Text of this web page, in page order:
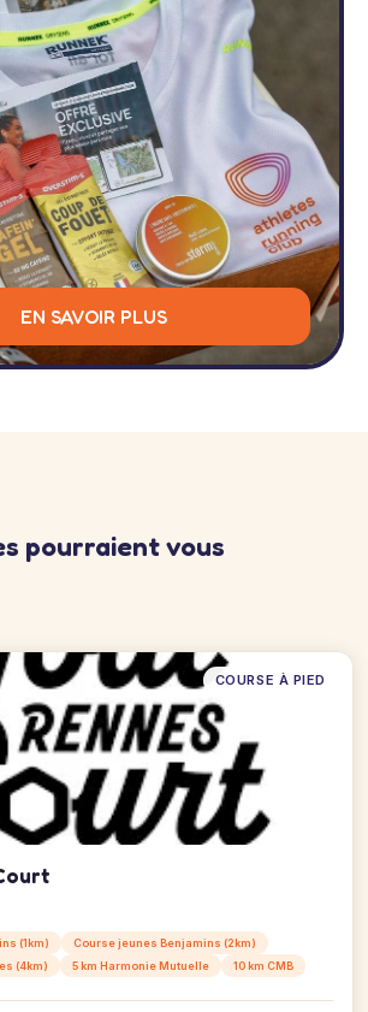
EN SAVOIR PLUS
pourraient vous
COURSE À PIED
(1km)
Course jeunes Benjamins (2km)
(4km)
5 km Harmonie Mutuelle
10 km CMB